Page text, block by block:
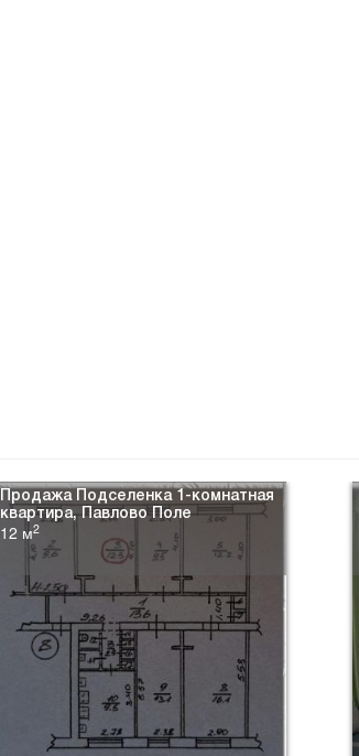
Продажа Подселенка 1-комнатная
квартира, Павлово Поле
12 м2